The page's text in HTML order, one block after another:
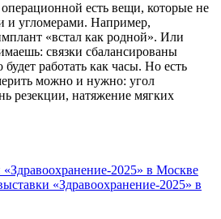
есть вещи, которые не
и угломерами. Например,
«встал как родной». Или
связки сбалансированы
работать как часы. Но есть
можно и нужно: угол
резекции, натяжение мягких
«Здравоохранение-2025» в